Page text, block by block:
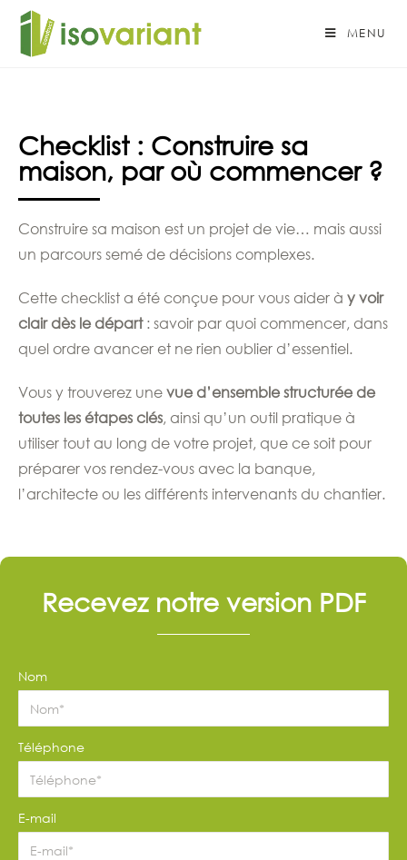
MENU
Checklist : Construire sa
maison, par où commencer ?
Construire sa maison est un projet de vie… mais aussi
un parcours semé de décisions complexes.
Cette checklist a été conçue pour vous aider à y voir
clair dès le départ: savoir par quoi commencer, dans
quel ordre avancer et ne rien oublier d’essentiel.
Vous y trouverez unevue d’ensemble structurée de
toutes les étapes clés, ainsi qu’un outil pratique à
utiliser tout au long de votre projet, que ce soit pour
préparer vos rendez-vous avec la banque,
l’architecte ou les différents intervenants du chantier.
Recevez notre version PDF
Nom
Téléphone
E-mail